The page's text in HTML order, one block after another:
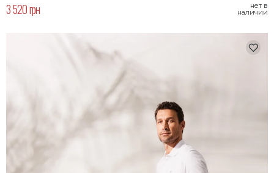
3 520 грн нет в
наличии